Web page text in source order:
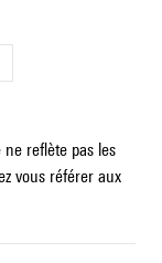
reflète pas les
vous référer aux